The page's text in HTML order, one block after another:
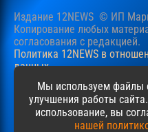
Издание 12NEWS © ИП
Копирование любых
согласования c редакцией.
Политика 12NEWS в
данных
Наш сайт использует
пользовательского опыта.
вы соглашаетесь с нашей
Мы используем файлы
улучшения работы
использование, вы
нашей